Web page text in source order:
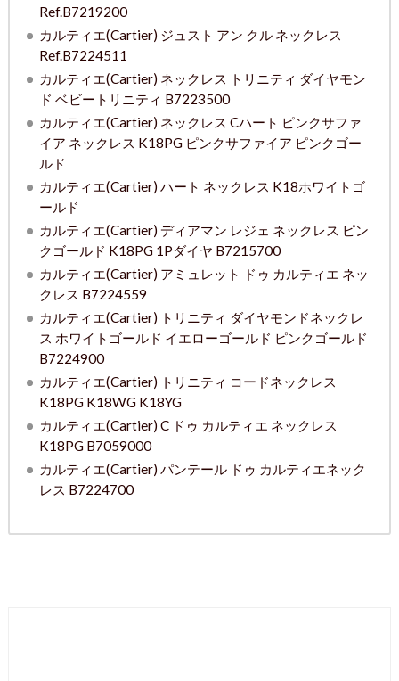
Ref.B7219200
カルティエ(Cartier) ジュスト アン クル ネックレス
Ref.B7224511
カルティエ(Cartier) ネックレス トリニティ ダイヤモン
ド ベビートリニティ B7223500
カルティエ(Cartier) ネックレス Cハート ピンクサファ
イア ネックレス K18PG ピンクサファイア ピンクゴー
ルド
カルティエ(Cartier) ハート ネックレス K18ホワイトゴ
ールド
カルティエ(Cartier) ディアマン レジェ ネックレス ピン
クゴールド K18PG 1Pダイヤ B7215700
カルティエ(Cartier) アミュレット ドゥ カルティエ ネッ
クレス B7224559
カルティエ(Cartier) トリニティ ダイヤモンドネックレ
ス ホワイトゴールド イエローゴールド ピンクゴールド
B7224900
カルティエ(Cartier) トリニティ コードネックレス
K18PG K18WG K18YG
カルティエ(Cartier) C ドゥ カルティエ ネックレス
K18PG B7059000
カルティエ(Cartier) パンテール ドゥ カルティエネック
レス B7224700